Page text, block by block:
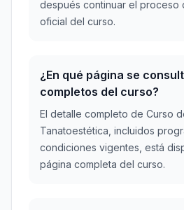
después continuar el proceso
oficial del curso.
¿En qué página se
completos del curso?
El detalle completo de Curso
Tanatoestética, incluidos
condiciones vigentes, está
página completa del curso.